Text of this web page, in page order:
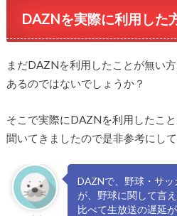
DAZNを実際に利用した
まだDAZNを利用したことが無い
あるのではないでしょうか？
そこで実際にDAZNを利用したこ
聞いてきましたので是非参考にし
DAZNで、野球・サ
が、野球に関して言
比べて生放送の遅延が